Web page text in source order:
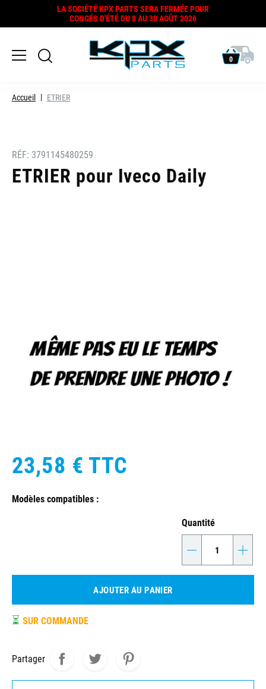
LA SOCIÉTÉ KPX PARTS SERA FERMÉE POUR
CONGÉS D'ÉTÉ DU 8 AU 30 AOÛT 2026
0
Accueil ETRIER
RÉF: 3791145480259
ETRIER pour Iveco Daily
23,58 € TTC
Modèles compatibles :
Quantité
- +
AJOUTER AU PANIER
⏳ SUR COMMANDE
Partager